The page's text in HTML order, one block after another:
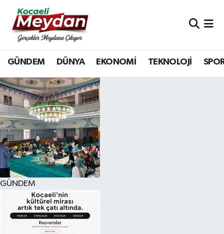
GÜNDEM DÜNYA EKONOMİ TEKNOLOJİ
GÜNDEM
Nöbetçi Eczaneler
Hava Durumu
Trafik Durumu
Süper Lig Puan Durumu ve Fikstür
Tüm Manşetler
Son Dakika Haberleri
Haber Arşivi